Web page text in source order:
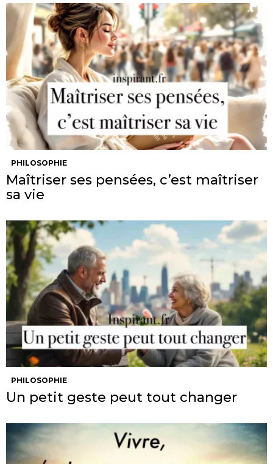
PHILOSOPHIE
Maîtriser ses pensées, c’est maîtriser
sa vie
PHILOSOPHIE
Un petit geste peut tout changer